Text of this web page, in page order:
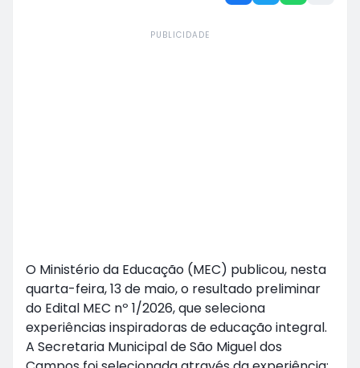
PUBLICIDADE
O Ministério da Educação (MEC) publicou, nesta
quarta-feira, 13 de maio, o resultado preliminar
do Edital MEC nº 1/2026, que seleciona
experiências inspiradoras de educação integral.
A Secretaria Municipal de São Miguel dos